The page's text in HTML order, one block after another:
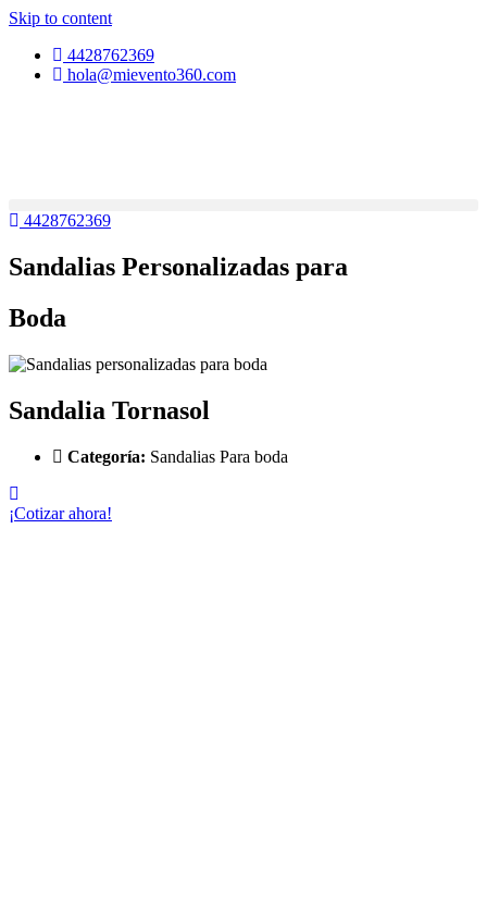
Skip to content
4428762369
hola@mievento360.com
4428762369
Sandalias Personalizadas para
Boda
Sandalia Tornasol
Categoría: Sandalias Para boda
¡Cotizar ahora!